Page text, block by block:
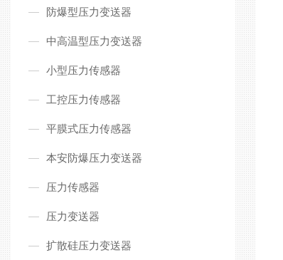
防爆型压力变送器
中高温型压力变送器
小型压力传感器
工控压力传感器
平膜式压力传感器
本安防爆压力变送器
压力传感器
压力变送器
扩散硅压力变送器